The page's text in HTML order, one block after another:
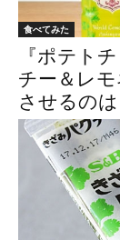
食べてみた
『ポテト
チー＆レ
させるの